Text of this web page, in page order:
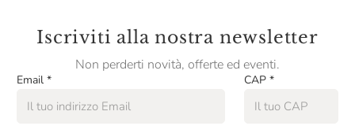
Iscriviti alla nostra newsletter
Non perderti novità, offerte ed eventi.
Email * CAP *